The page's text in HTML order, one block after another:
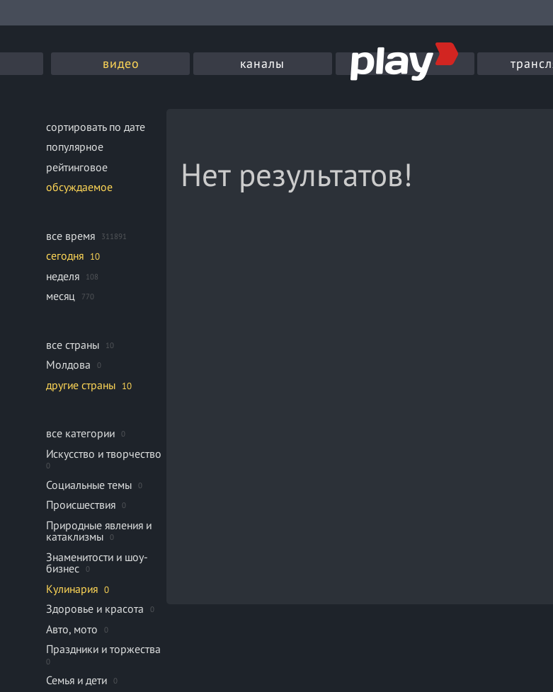
видео каналы
сортировать по дате
популярное
рейтинговое
обсуждаемое
все время 311891
сегодня 10
неделя 108
месяц 770
все страны 10
Молдова 0
другие страны 10
все категории 0
Искусство и творчество
0
Социальные темы 0
Происшествия 0
Природные явления и
катаклизмы
0
Знаменитости и шоу-
бизнес
0
Кулинария 0
Здоровье и красота 0
Авто, мото 0
Праздники и торжества
0
Семья и дети 0
Нет результатов!